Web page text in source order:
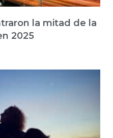
la mitad de la
2025